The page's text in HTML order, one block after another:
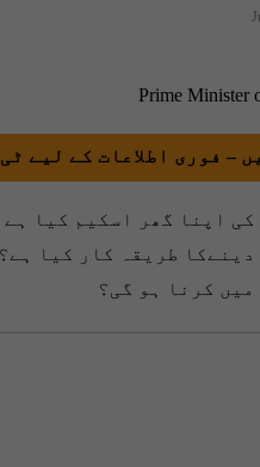
– فوری اطلاعات کے لیے
اپنا گھر اسکیم کیا
طریقہ کار کیا ہے؟
کرنا ہو گی؟